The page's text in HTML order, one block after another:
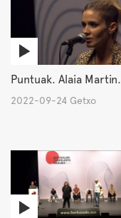
Puntuak. Alaia Martin.
2022-09-24 Getxo